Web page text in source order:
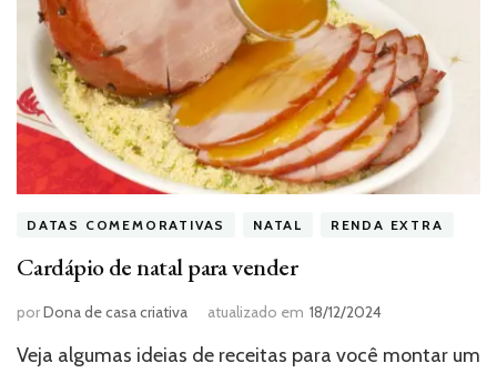
DATAS COMEMORATIVAS NATAL RENDA EXTRA
Cardápio de natal para vender
porDona de casa criativa atualizado em 18/12/2024
Veja algumas ideias de receitas para você montar um